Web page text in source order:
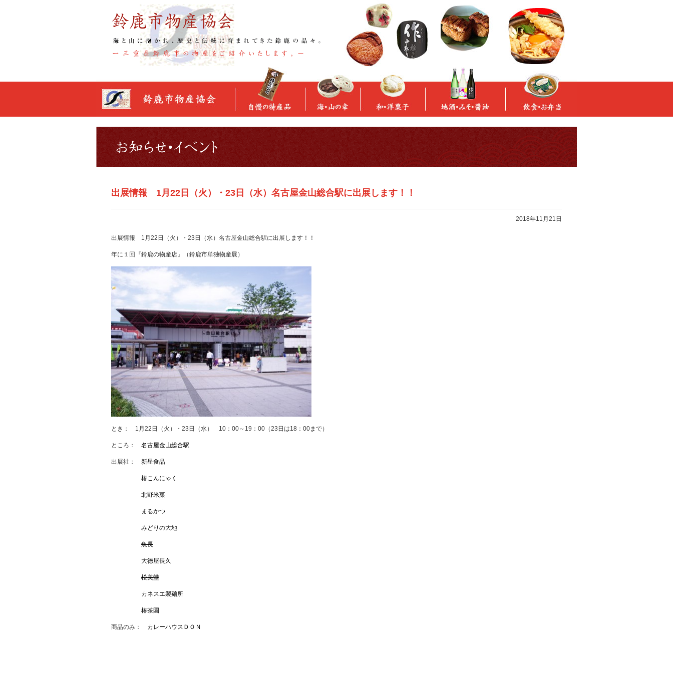
出展情報 1月22日（火）・23日（水）名古屋金山総合駅に出展します！！
2018年11月21日
出展情報 1月22日（火）・23日（水）名古屋金山総合駅に出展します！！
年に１回『鈴鹿の物産店』（鈴鹿市単独物産展）
とき： 1月22日（火）・23日（水） 10：00～19：00（23日は18：00まで）
ところ： 名古屋金山総合駅
出展社： 新星食品
椿こんにゃく
北野米菓
まるかつ
みどりの大地
魚長
大徳屋長久
松美堂
カネスエ製麺所
椿茶園
商品のみ： カレーハウスＤＯＮ